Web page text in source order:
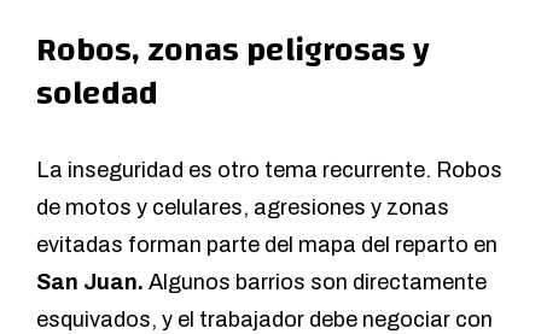
Robos, zonas peligrosas y
soledad
La inseguridad es otro tema recurrente. Robos
de motos y celulares, agresiones y zonas
evitadas forman parte del mapa del reparto en
San Juan. Algunos barrios son directamente
esquivados, y el trabajador debe negociar con